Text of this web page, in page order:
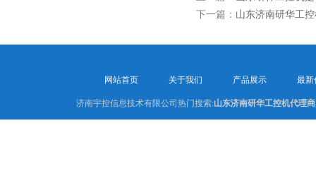
下一篇： 山东济南研华工
网站首页 关于我们 产品展示 最新
济南宇控信息技术有限公司热门搜索:山东济南研华工控机代理